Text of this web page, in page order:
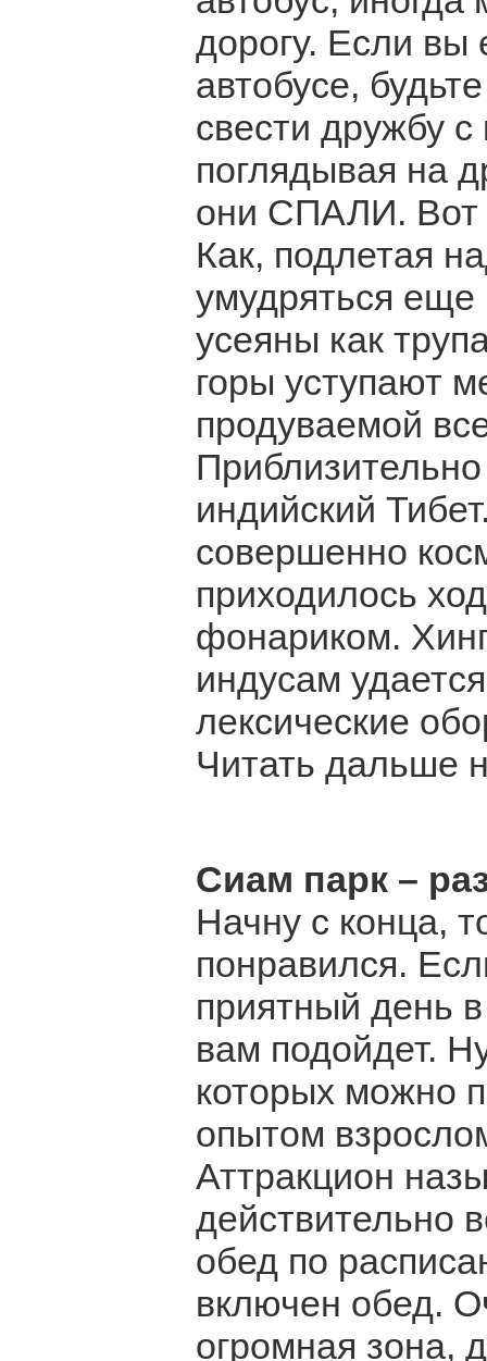
дорогу. Если вы
автобусе,
свести дружбу
поглядывая на
они СПАЛИ. Вот
Как, подлетая
умудряться еще
усеяны как
горы уступают
продуваемой
индийский
совершенно
приходилось
фонариком.
индусам
лексические
Читать дальше
Сиам парк –
Начну с конца,
понравился.
приятный день
вам подойдет.
которых можно
опытом
Аттракцион
действительно
обед по
включен обед.
огромная зона,